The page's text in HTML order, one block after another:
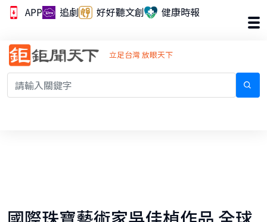
APP 追劇 好好聽文創 健康時報
立足台灣 放眼天下